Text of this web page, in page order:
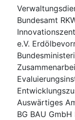
Bundesamt
e.V.
Auswärtiges
BG BAU